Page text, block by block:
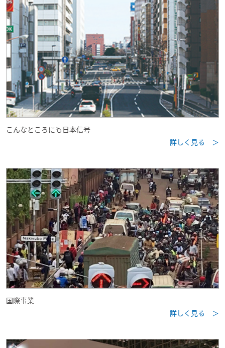
こんなところにも日本信号
詳しく見る ＞
国際事業
詳しく見る ＞